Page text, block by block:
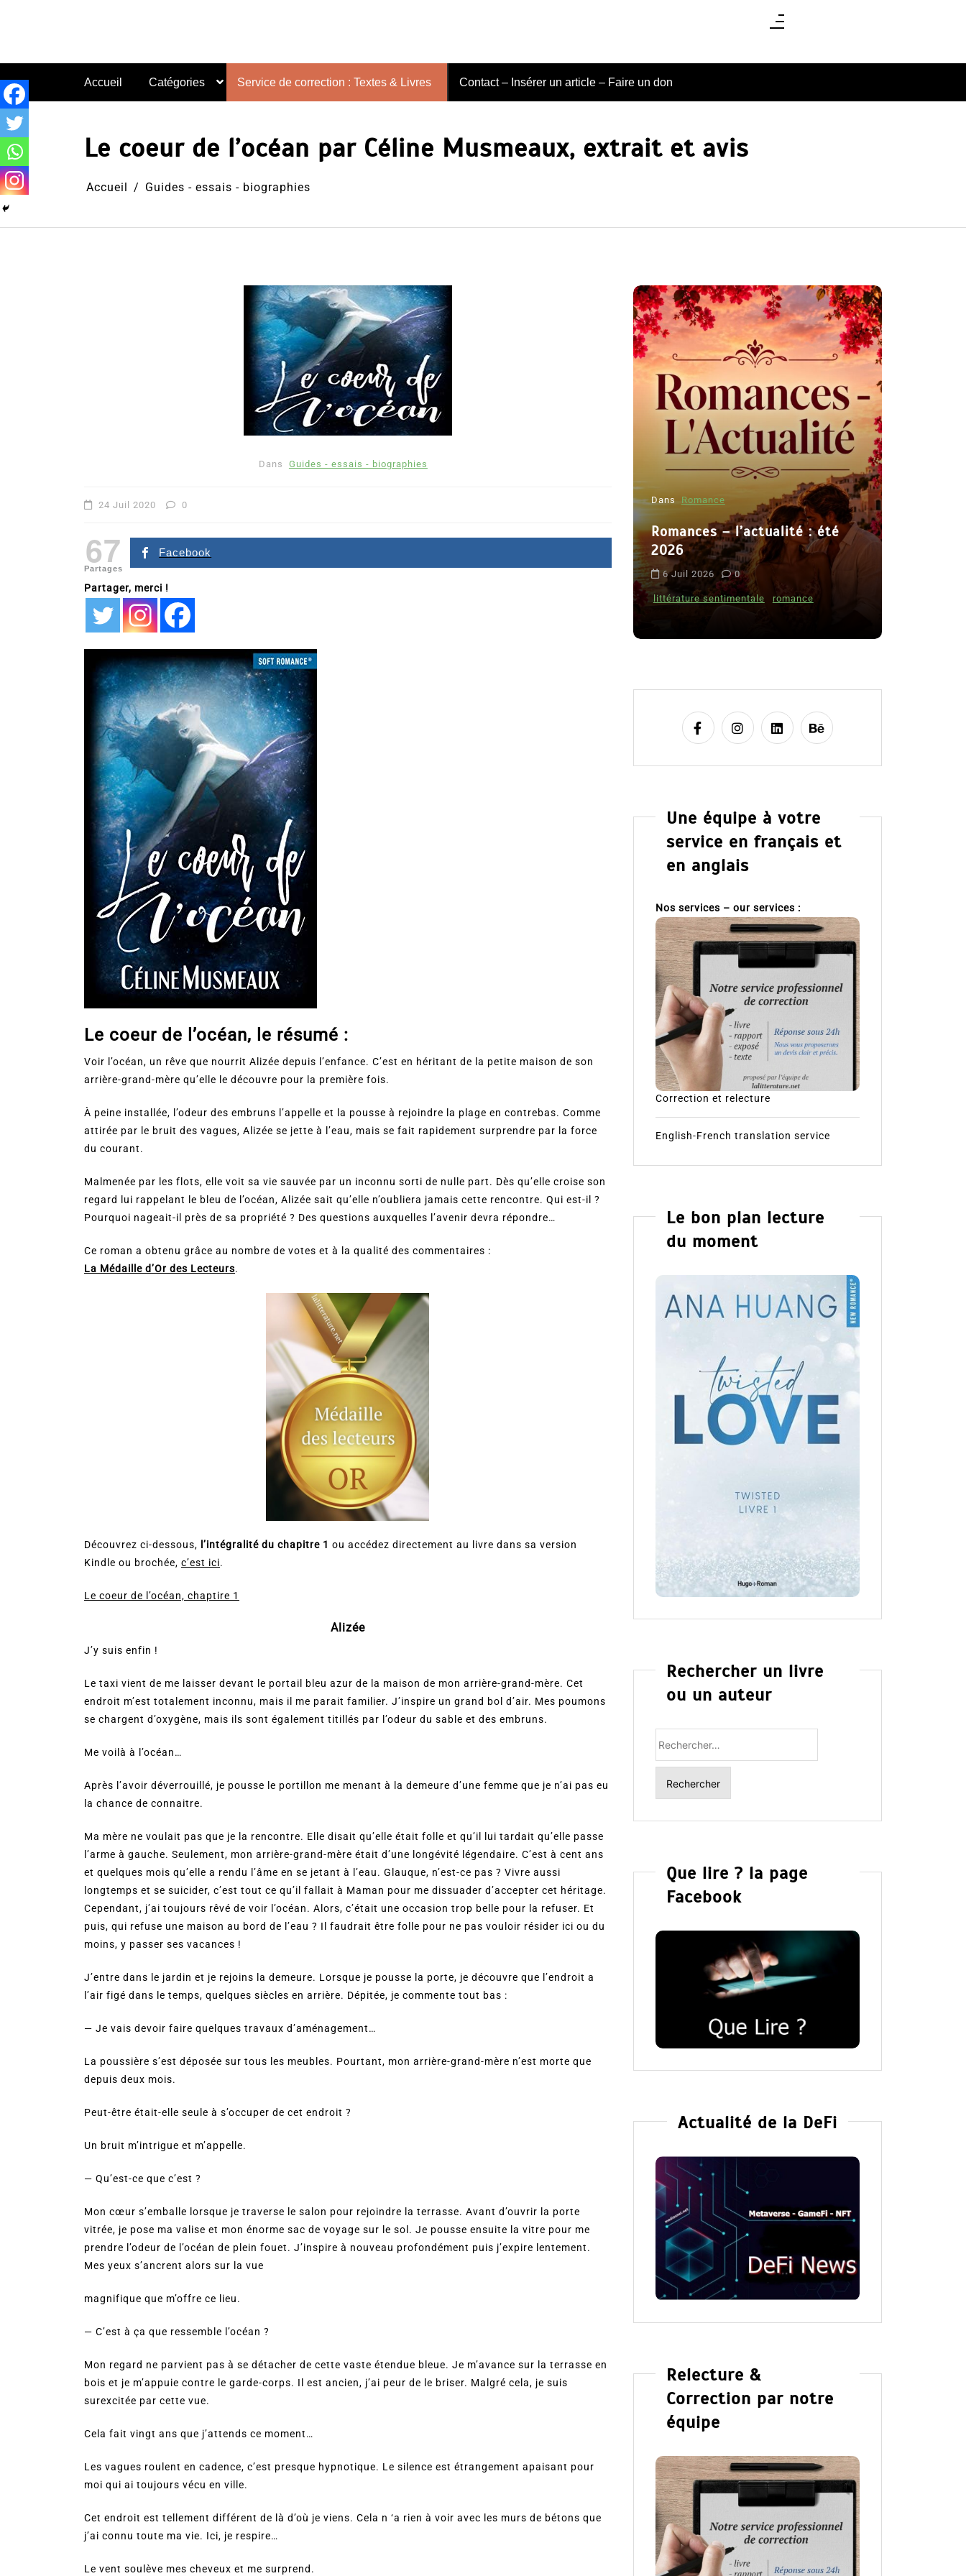
Accueil Catégories Service de correction : Textes & Livres Contact – Insérer un article – Faire un don
Le coeur de l’océan par Céline Musmeaux, extrait et avis
Accueil Guides - essais - biographies
Dans Guides - essais - biographies
24 Juil 2020 0
67
Partages
Facebook
Partager, merci !
Le coeur de l’océan, le résumé :
Voir l’océan, un rêve que nourrit Alizée depuis l’enfance. C’est en héritant de la petite maison de son
arrière-grand-mère qu’elle le découvre pour la première fois.
À peine installée, l’odeur des embruns l’appelle et la pousse à rejoindre la plage en contrebas. Comme
attirée par le bruit des vagues, Alizée se jette à l’eau, mais se fait rapidement surprendre par la force
du courant.
Malmenée par les flots, elle voit sa vie sauvée par un inconnu sorti de nulle part. Dès qu’elle croise son
regard lui rappelant le bleu de l’océan, Alizée sait qu’elle n’oubliera jamais cette rencontre. Qui est-il ?
Pourquoi nageait-il près de sa propriété ? Des questions auxquelles l’avenir devra répondre…
Ce roman a obtenu grâce au nombre de votes et à la qualité des commentaires :
La Médaille d’Or des Lecteurs.
Découvrez ci-dessous, l’intégralité du chapitre 1 ou accédez directement au livre dans sa version
Kindle ou brochée, c’est ici.
Le coeur de l’océan, chaptire 1
Alizée
J’y suis enfin !
Le taxi vient de me laisser devant le portail bleu azur de la maison de mon arrière-grand-mère. Cet
endroit m’est totalement inconnu, mais il me parait familier. J’inspire un grand bol d’air. Mes poumons
se chargent d’oxygène, mais ils sont également titillés par l’odeur du sable et des embruns.
Me voilà à l’océan…
Après l’avoir déverrouillé, je pousse le portillon me menant à la demeure d’une femme que je n’ai pas eu
la chance de connaitre.
Ma mère ne voulait pas que je la rencontre. Elle disait qu’elle était folle et qu’il lui tardait qu’elle passe
l’arme à gauche. Seulement, mon arrière-grand-mère était d’une longévité légendaire. C’est à cent ans
et quelques mois qu’elle a rendu l’âme en se jetant à l’eau. Glauque, n’est-ce pas ? Vivre aussi
longtemps et se suicider, c’est tout ce qu’il fallait à Maman pour me dissuader d’accepter cet héritage.
Cependant, j’ai toujours rêvé de voir l’océan. Alors, c’était une occasion trop belle pour la refuser. Et
puis, qui refuse une maison au bord de l’eau ? Il faudrait être folle pour ne pas vouloir résider ici ou du
moins, y passer ses vacances !
J’entre dans le jardin et je rejoins la demeure. Lorsque je pousse la porte, je découvre que l’endroit a
l’air figé dans le temps, quelques siècles en arrière. Dépitée, je commente tout bas :
— Je vais devoir faire quelques travaux d’aménagement…
La poussière s’est déposée sur tous les meubles. Pourtant, mon arrière-grand-mère n’est morte que
depuis deux mois.
Peut-être était-elle seule à s’occuper de cet endroit ?
Un bruit m’intrigue et m’appelle.
— Qu’est-ce que c’est ?
Mon cœur s’emballe lorsque je traverse le salon pour rejoindre la terrasse. Avant d’ouvrir la porte
vitrée, je pose ma valise et mon énorme sac de voyage sur le sol. Je pousse ensuite la vitre pour me
prendre l’odeur de l’océan de plein fouet. J’inspire à nouveau profondément puis j’expire lentement.
Mes yeux s’ancrent alors sur la vue
magnifique que m’offre ce lieu.
— C’est à ça que ressemble l’océan ?
Mon regard ne parvient pas à se détacher de cette vaste étendue bleue. Je m’avance sur la terrasse en
bois et je m’appuie contre le garde-corps. Il est ancien, j’ai peur de le briser. Malgré cela, je suis
surexcitée par cette vue.
Cela fait vingt ans que j’attends ce moment…
Les vagues roulent en cadence, c’est presque hypnotique. Le silence est étrangement apaisant pour
moi qui ai toujours vécu en ville.
Cet endroit est tellement différent de là d’où je viens. Cela n ‘a rien à voir avec les murs de bétons que
j’ai connu toute ma vie. Ici, je respire…
Le vent soulève mes cheveux et me surprend.
Dans Romance
2026
littérature sentimentale
Dans Thriller
Le coupable n’est pas Camille
Dans Romance
Romances – l’actualité : été
2026
6 Juil 2026 0
littérature sentimentale romance
Une équipe à votre
service en français et
en anglais
Nos services – our services :
Correction et relecture
English-French translation service
Le bon plan lecture
du moment
Rechercher un livre
ou un auteur
Que lire ? la page
Facebook
Actualité de la DeFi
Relecture &
Correction par notre
équipe